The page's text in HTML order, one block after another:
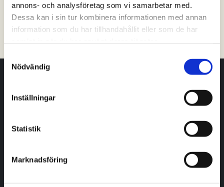
annons- och analysföretag som vi samarbetar med.
Dessa kan i sin tur kombinera informationen med annan
information som du har tillhandahållit eller som de har
Nödvändig
Inställningar
Statistik
Marknadsföring
Tibro Tidaholm Töreboda Vara
Filtrera på kommun
Har du frågor eller vill ha hjälp och vägledning?